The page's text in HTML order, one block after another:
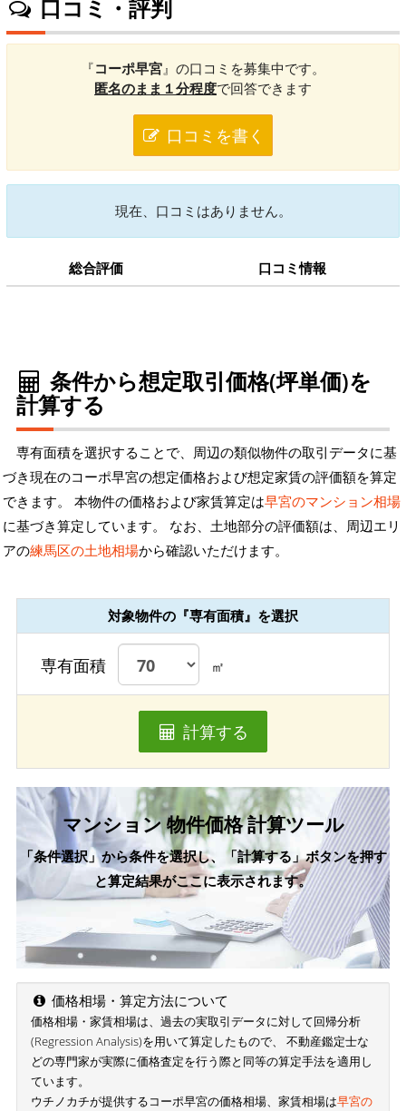
口コミ・評判
『コーポ早宮』の口コミを募集中です。
匿名のまま１分程度で回答できます
口コミを書く
現在、口コミはありません。
総合評価 口コミ情報
条件から想定取引価格(坪単価)を
計算する
専有面積を選択することで、周辺の類似物件の取引データに基
づき現在のコーポ早宮の想定価格および想定家賃の評価額を算定
できます。 本物件の価格および家賃算定は早宮のマンション相場
に基づき算定しています。 なお、土地部分の評価額は、周辺エリ
アの練馬区の土地相場から確認いただけます。
対象物件の『専有面積』を選択
専有面積 ㎡
計算する
マンション 物件価格 計算ツール
「条件選択」から条件を選択し、「計算する」ボタンを押す
と算定結果がここに表示されます。
価格相場・算定方法について
価格相場・家賃相場は、過去の実取引データに対して回帰分析
(Regression Analysis)を用いて算定したもので、 不動産鑑定士な
どの専門家が実際に価格査定を行う際と同等の算定手法を適用し
ています。
ウチノカチが提供するコーポ早宮の価格相場、家賃相場は早宮の